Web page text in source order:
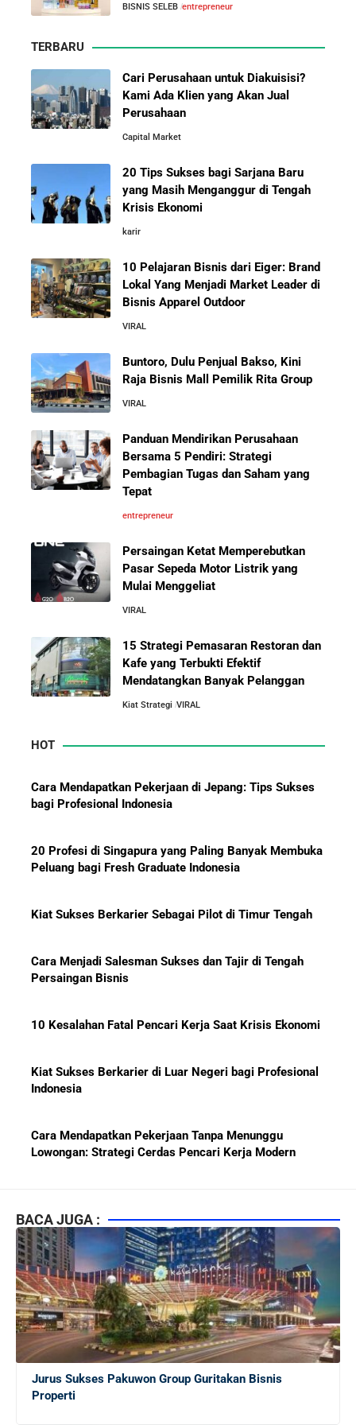
Leader di Bisnis Apparel Outdoor
Buntoro, Dulu Penjual Bakso, Kini
Raja Bisnis Mall Pemilik Rita
Group
Energi Indonesia yang Mendirikan Medco Group
Perjuangan, dan Keputusan Krusial yang Menentukan
Masa Depan
Belajar dari Kopi Kenangan: Cara Membangun Resto
Cara Mendirikan Kafe Sukses Seperti Kopi Kenangan,
Fore Coffee, dan Tuku: Panduan Lengkap untuk Pemula
Rahasia Sukses Starbucks: Strategi Branding dan
Pengalaman Pelanggan yang Bisa Kamu Tiru
5 Cara Aman Pindah Kuadran dari Karyawan ke
Kacau
10 Kiat Aman Memulai Bisnis dari Nol: Panduan
Lengkap untuk Pemula
5 Alasan Kenapa Bekerja di Perusahaan Orang Lain
Sebelum Memulai Usaha Sendiri Adalah Langkah
5 Alasan Kenapa Kamu Harus Bekerja di Perusahaan
Orang Lain Sebelum Bikin Bisnis Sendiri
Besar
Jurus-Jurus Bisnis UMKM Agar Bertahan Saat Krisis
Ekonomi dan Penjualan Turun
Mengapa Orang Kaya Justru Menambah Aset Saat
BISNIS SELEB entrepreneur
TERBARU
Cari Perusahaan untuk Diakuisisi?
Kami Ada Klien yang Akan Jual
Perusahaan
Capital Market
20 Tips Sukses bagi Sarjana Baru
yang Masih Menganggur di Tengah
Krisis Ekonomi
karir
10 Pelajaran Bisnis dari Eiger: Brand
Lokal Yang Menjadi Market Leader di
Bisnis Apparel Outdoor
VIRAL
Buntoro, Dulu Penjual Bakso, Kini
Raja Bisnis Mall Pemilik Rita Group
VIRAL
Panduan Mendirikan Perusahaan
Bersama 5 Pendiri: Strategi
Pembagian Tugas dan Saham yang
Tepat
entrepreneur
Persaingan Ketat Memperebutkan
Pasar Sepeda Motor Listrik yang
Mulai Menggeliat
VIRAL
15 Strategi Pemasaran Restoran dan
Kafe yang Terbukti Efektif
Mendatangkan Banyak Pelanggan
Kiat Strategi VIRAL
HOT
Cara Mendapatkan Pekerjaan di Jepang: Tips Sukses
bagi Profesional Indonesia
20 Profesi di Singapura yang Paling Banyak Membuka
Peluang bagi Fresh Graduate Indonesia
Kiat Sukses Berkarier Sebagai Pilot di Timur Tengah
Cara Menjadi Salesman Sukses dan Tajir di Tengah
Persaingan Bisnis
10 Kesalahan Fatal Pencari Kerja Saat Krisis Ekonomi
Kiat Sukses Berkarier di Luar Negeri bagi Profesional
Indonesia
Cara Mendapatkan Pekerjaan Tanpa Menunggu
Lowongan: Strategi Cerdas Pencari Kerja Modern
10 Lembaga Sertifikasi IT Paling Terkenal di Dunia dan
Paling Diakui di Indonesia
Menjaga Hubungan Baik dengan Atasan: Kunci Sukses
Karier untuk Pemula
Karier di Perusahaan Multinasional vs Nasional:
Panduan Lengkap Bagi Pemula di Dunia Kerja
BACA JUGA :
Jurus Sukses Pakuwon Group Guritakan Bisnis
Properti